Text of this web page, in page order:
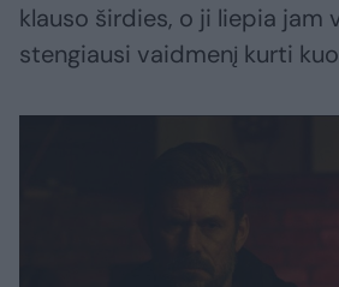
klauso širdies, o ji liepia jam
stengiausi vaidmenį kurti